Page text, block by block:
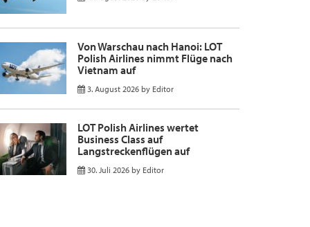
Von Warschau nach Hanoi: LOT
Polish Airlines nimmt Flüge nach
Vietnam auf
3. August 2026 by Editor
LOT Polish Airlines wertet
Business Class auf
Langstreckenflügen auf
30. Juli 2026 by Editor